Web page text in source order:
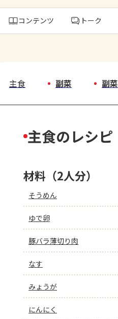
コンテンツ トーク
主食 副菜 副菜
主食のレシピ
材料（2人分）
そうめん
ゆで卵
豚バラ薄切り肉
なす
みょうが
にんにく